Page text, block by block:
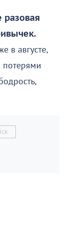
разовая
в августе,